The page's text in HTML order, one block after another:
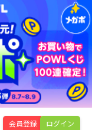
会員登録 ログイン